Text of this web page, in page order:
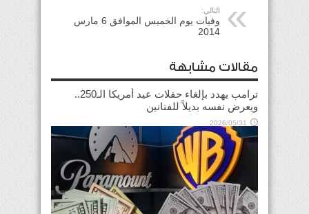
التالي:
وفيات يوم الخميس الموافق 6 مارس
2014
مقالات مشابهة
ترامب يهدد بإلغاء حفلات عيد أمريكا الـ250..
ويعرض نفسه بديلاً للفنانين
2026/05/31